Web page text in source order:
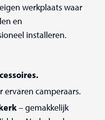
werkplaats waar
en
installeren.
ervaren camperaars.
– gemakkelijk